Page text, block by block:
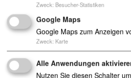
Kinder Tagespflege
AWO Kindertagespflege
Zweck: Besucher-Statistiken
Google Maps
Google Maps zum Anzeigen
Zweck: Karte
Alle Anwendungen
Nutzen Sie diesen Schalter